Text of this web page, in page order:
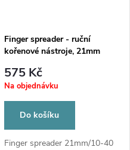
Finger spreader - ruční
kořenové nástroje, 21mm
575 Kč
Na objednávku
Do košíku
Finger spreader 21mm/10-40